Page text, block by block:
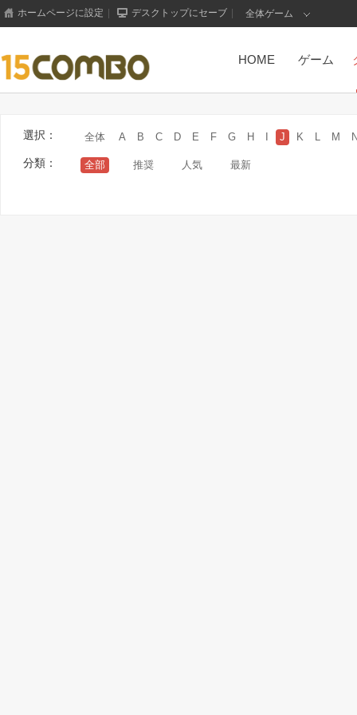
ホームページに設定 デスクトップにセーブ 全体ゲーム
HOME ゲーム
選択： 全体 A B C D E F G H I J K L M
分類： 全部 推奨 人気 最新